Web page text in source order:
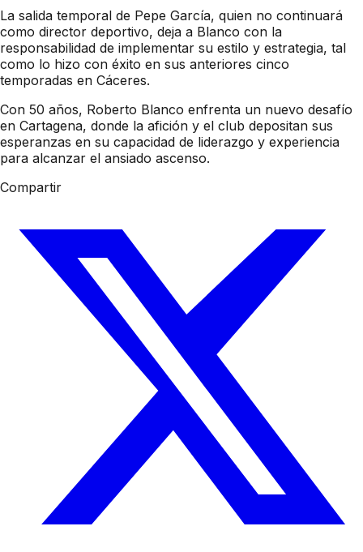
La salida temporal de Pepe García, quien no continuará
como director deportivo, deja a Blanco con la
responsabilidad de implementar su estilo y estrategia, tal
como lo hizo con éxito en sus anteriores cinco
temporadas en Cáceres.
Con 50 años, Roberto Blanco enfrenta un nuevo desafío
en Cartagena, donde la afición y el club depositan sus
esperanzas en su capacidad de liderazgo y experiencia
para alcanzar el ansiado ascenso.
Compartir